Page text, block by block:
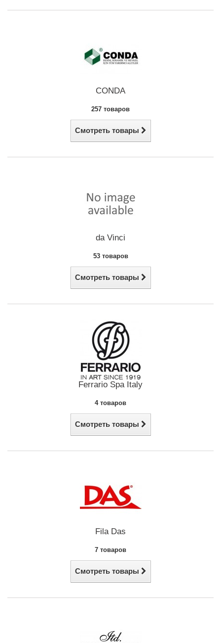
CONDA
257 товаров
Смотреть товары
da Vinci
53 товаров
Смотреть товары
Ferrario Spa Italy
4 товаров
Смотреть товары
Fila Das
7 товаров
Смотреть товары